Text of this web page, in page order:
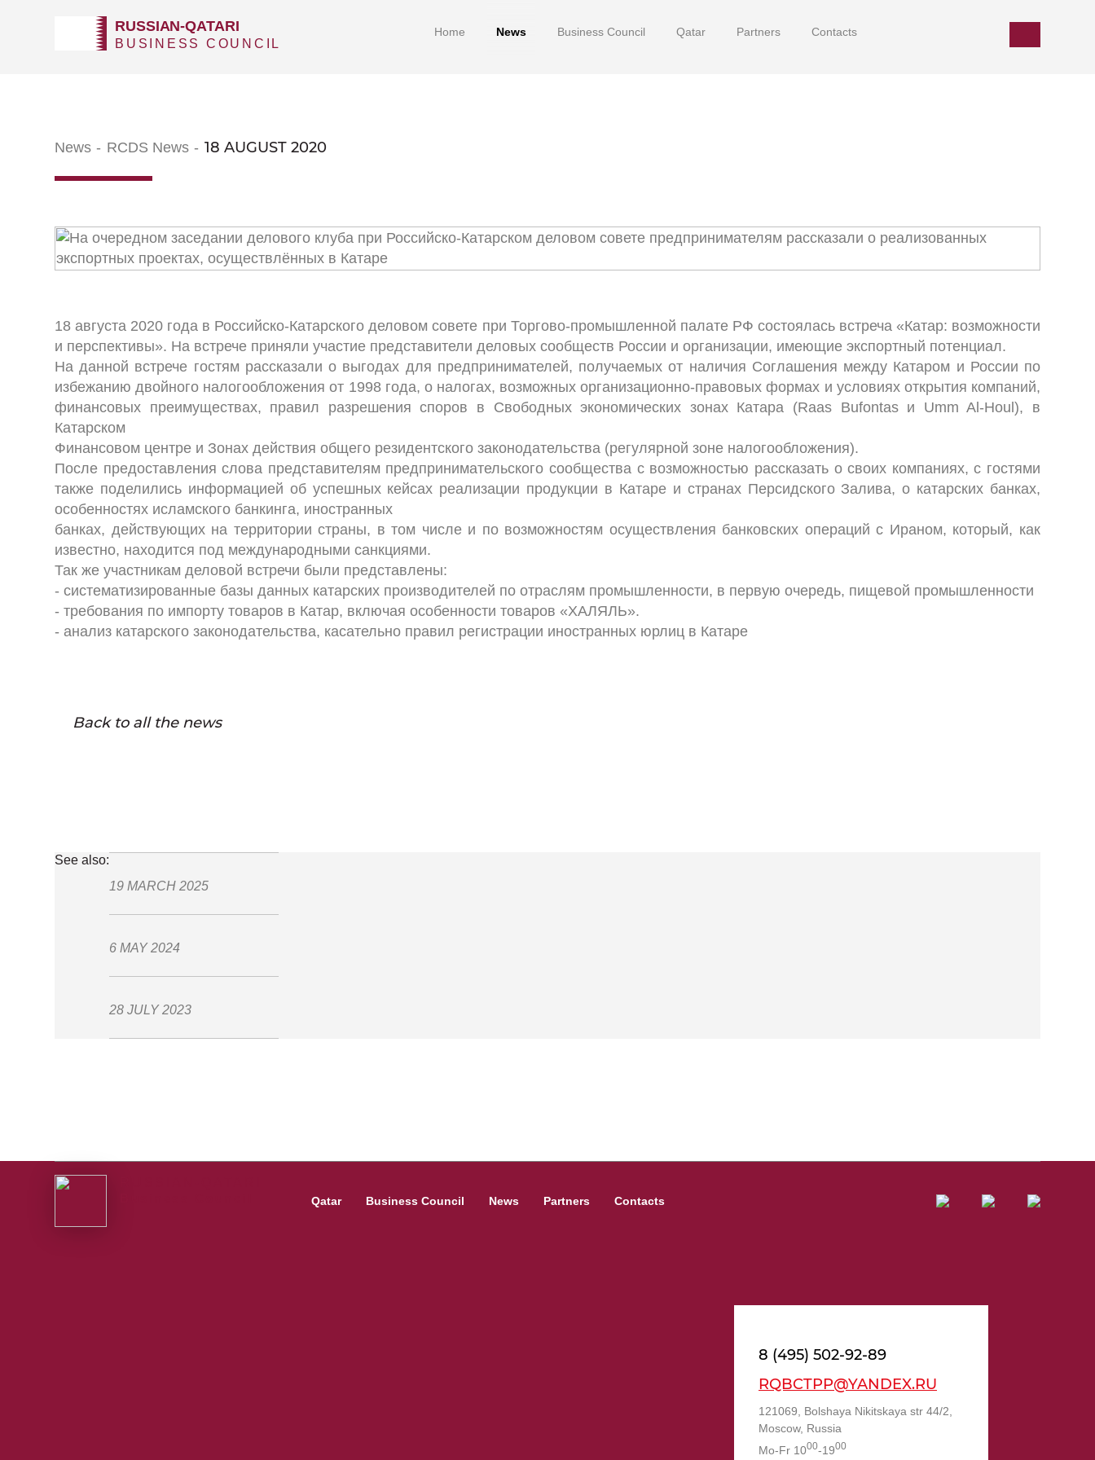
продукта на сайтеwww.1c-bitrix.ru.
RUSSIAN-QATARI
BUSINESS COUNCIL
Home News Business Council Qatar Partners Contacts
News RCDS News 18 AUGUST 2020
18 августа 2020 года в Российско-Катарского деловом совете при Торгово-промышленной палате РФ состоялась встреча «Катар: возможности
и перспективы». На встрече приняли участие представители деловых сообществ России и организации, имеющие экспортный потенциал.
На данной встрече гостям рассказали о выгодах для предпринимателей, получаемых от наличия Соглашения между Катаром и России по
избежанию двойного налогообложения от 1998 года, о налогах, возможных организационно-правовых формах и условиях открытия компаний,
финансовых преимуществах, правил разрешения споров в Свободных экономических зонах Катара (Raas Bufontas и Umm Al-Houl), в
Катарском
Финансовом центре и Зонах действия общего резидентского законодательства (регулярной зоне налогообложения).
После предоставления слова представителям предпринимательского сообщества с возможностью рассказать о своих компаниях, с гостями
также поделились информацией об успешных кейсах реализации продукции в Катаре и странах Персидского Залива, о катарских банках,
особенностях исламского банкинга, иностранных
банках, действующих на территории страны, в том числе и по возможностям осуществления банковских операций с Ираном, который, как
известно, находится под международными санкциями.
Так же участникам деловой встречи были представлены:
- систематизированные базы данных катарских производителей по отраслям промышленности, в первую очередь, пищевой промышленности
- требования по импорту товаров в Катар, включая особенности товаров «ХАЛЯЛЬ».
- анализ катарского законодательства, касательно правил регистрации иностранных юрлиц в Катаре
Back to all the news
See also:
19 MARCH 2025
6 MAY 2024
28 JULY 2023
Qatar Business Council News Partners Contacts
8 (495) 502-92-89
RQBCTPP@YANDEX.RU
121069, Bolshaya Nikitskaya str 44/2,
Moscow, Russia
Mo-Fr 1000-1900